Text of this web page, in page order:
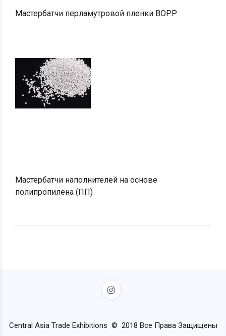
Мастербатчи перламутровой пленки BOPP
Мастербатчи наполнителей на основе
полипропилена (ПП)
Central Asia Trade Exhibitions © 2018 Все Права Защищены